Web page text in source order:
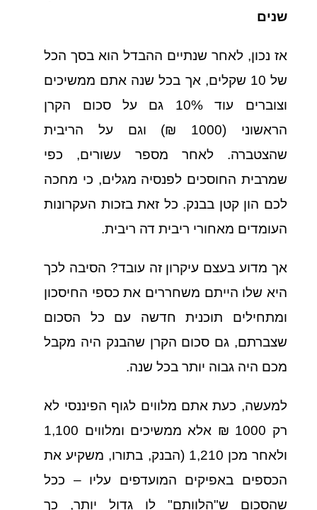
שנים
אז נכון, לאחר שנתיים ההבדל הוא בסך הכל
של 10 שקלים, אך בכל שנה אתם ממשיכים
וצוברים עוד 10% גם על סכום הקרן
הראשוני (1000 ₪)
וגם על הריבית
שהצטברה. לאחר מספר עשורים, כפי
שמרבית החוסכים לפנסיה מגלים, כי מחכה
לכם הון קטן בבנק. כל זאת בזכות העקרונות
העומדים מאחורי ריבית דה ריבית.
אך מדוע בעצם עיקרון זה עובד? הסיבה לכך
היא שלו הייתם משחררים את כספי החיסכון
ומתחילים תוכנית חדשה עם כל הסכום
שצברתם, גם סכום הקרן שהבנק היה מקבל
מכם היה גבוה יותר בכל שנה.
למעשה, כעת אתם מלווים לגוף הפיננסי לא
רק 1000 ₪ אלא ממשיכים ומלווים 1,100
ולאחר מכן 1,210 (הבנק, בתורו, משקיע את
הכספים באפיקים המועדפים עליו – ככל
שהסכום ש"הלוותם" לו גדול יותר, כך